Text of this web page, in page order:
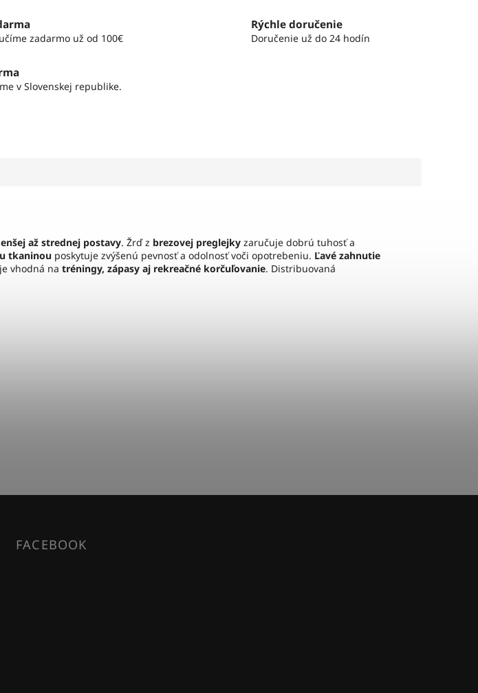
zadarmo už od 100€
Rýchle doručenie
Doručenie už do 24 hodín
v Slovenskej republike.
až strednej postavy. Žrď z brezovej preglejky zaručuje dobrú tuhosť a
tkaninou poskytuje zvýšenú pevnosť a odolnosť voči opotrebeniu. Ľavé zahnutie
vhodná na tréningy, zápasy aj rekreačné korčuľovanie. Distribuovaná
FACEBOOK